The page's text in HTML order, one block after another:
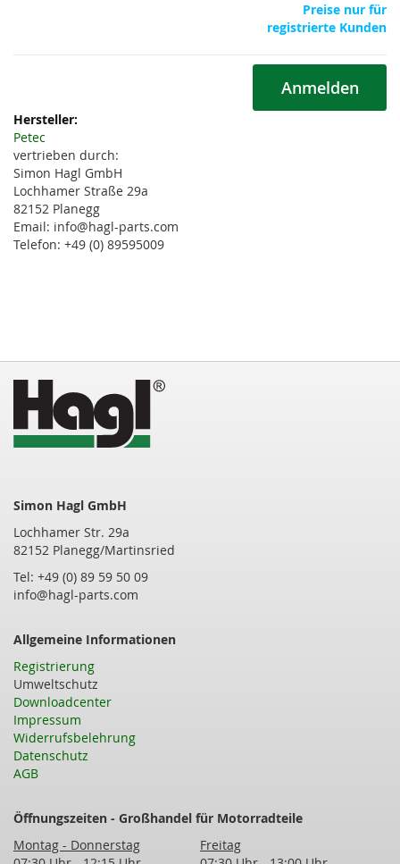
Preise nur für
registrierte Kunden
Anmelden
Weitere
Informationen
Petec
vertrieben durch:
Simon Hagl GmbH
Lochhamer Straße 29a
82152 Planegg
Email: info@hagl-parts.com
Telefon: +49 (0) 89595009
Simon Hagl GmbH
Lochhamer Str. 29a
82152 Planegg/Martinsried
Tel: +49 (0) 89 59 50 09
info@hagl-parts.com
Allgemeine Informationen
Registrierung
Umweltschutz
Downloadcenter
Impressum
Widerrufsbelehrung
Datenschutz
AGB
Öffnungszeiten - Großhandel für Motorradteile
Montag - Donnerstag
Freitag